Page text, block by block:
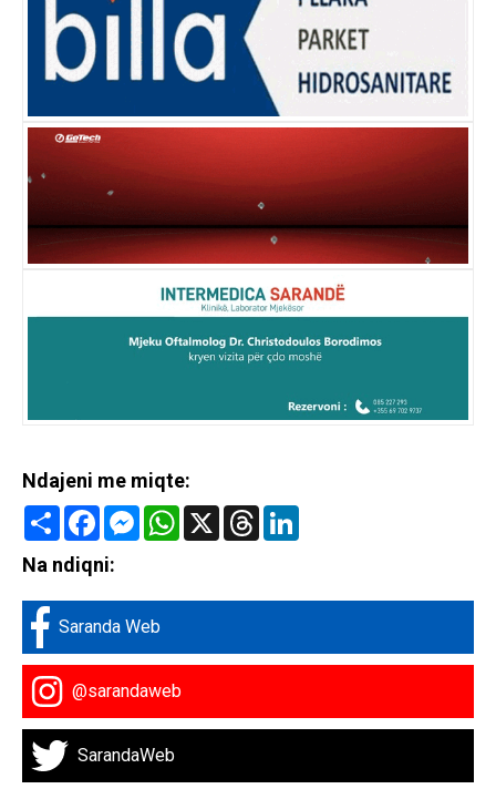
Ndajeni me miqte:
Share FacebookMessenger
WhatsApp
X Threads
Na ndiqni:
Saranda Web
@sarandaweb
SarandaWeb